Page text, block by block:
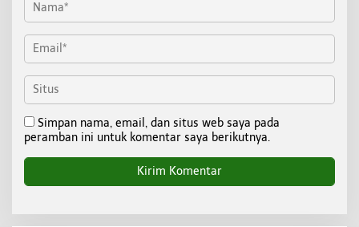
Simpan nama, email, dan situs web saya pada
peramban ini untuk komentar saya berikutnya.